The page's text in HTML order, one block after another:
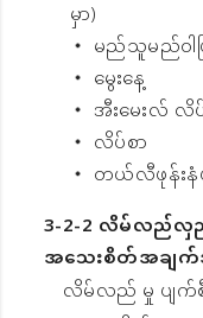
မှာ)
・ မည်သူမည်ဝါဖ
・ မွေးနေ့
・ အီးမေးလ် လိ
・ လိပ်စာ
・ တယ်လီဖုန်းနံ
3-2-2 လိမ်လည်လှည့်
အသေးစိတ်အချက်
လိမ်လည် မှု ပျက်